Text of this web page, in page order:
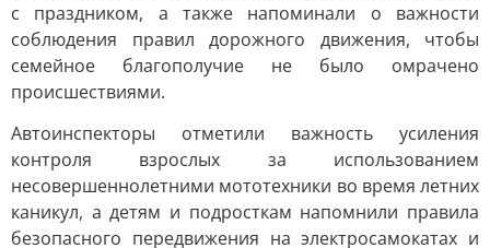
с праздником, а также напоминали о важности
соблюдения правил дорожного движения, чтобы
семейное благополучие не было омрачено
происшествиями.
Автоинспекторы отметили важность усиления
контроля взрослых за использованием
несовершеннолетними мототехники во время летних
каникул, а детям и подросткам напомнили правила
безопасного передвижения на электросамокатах и